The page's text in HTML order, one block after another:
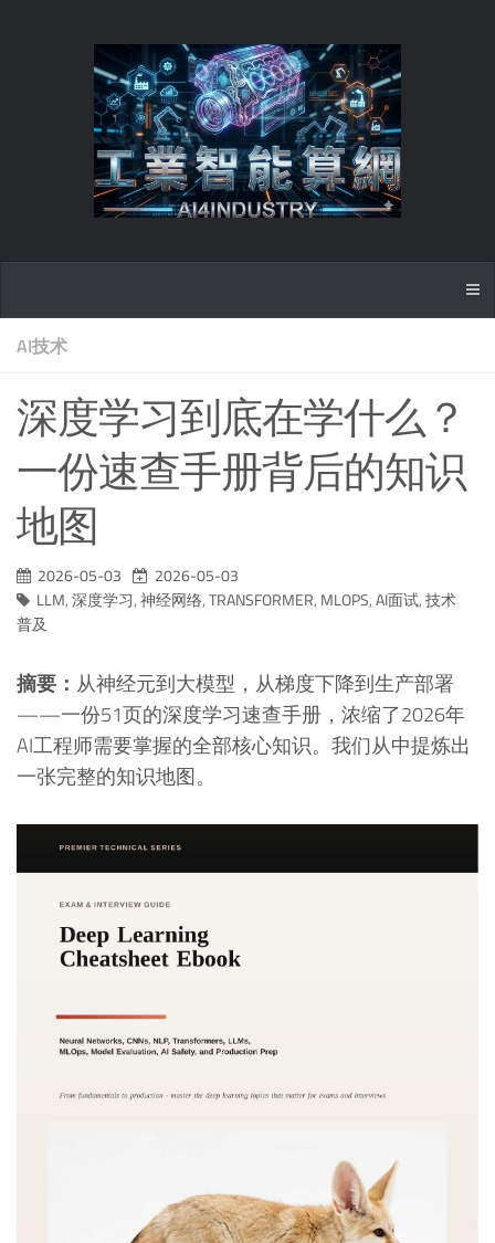
AI技术
深度学习到底在学什么？
一份速查手册背后的知识
地图
2026-05-03
2026-05-03
LLM,深度学习,神经网络,TRANSFORMER, MLOPS,AI面试,技术
普及
摘要： 从神经元到大模型，从梯度下降到生产部署
——一份51页的深度学习速查手册，浓缩了2026年
AI工程师需要掌握的全部核心知识。我们从中提炼出
一张完整的知识地图。